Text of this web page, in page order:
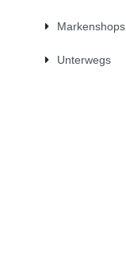
Markenshops
Unterwegs